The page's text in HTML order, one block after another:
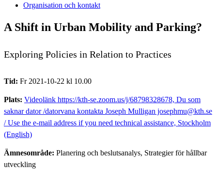
Organisation och kontakt
A Shift in Urban Mobility and Parking?
Exploring Policies in Relation to Practices
Tid: Fr 2021-10-22 kl 10.00
Plats: Videolänk https://kth-se.zoom.us/j/68798328678, Du som
saknar dator /datorvana kontakta Joseph Mulligan josephmu@kth.se
/ Use the e-mail address if you need technical assistance, Stockholm
(English)
Ämnesområde: Planering och beslutsanalys, Strategier för hållbar
utveckling